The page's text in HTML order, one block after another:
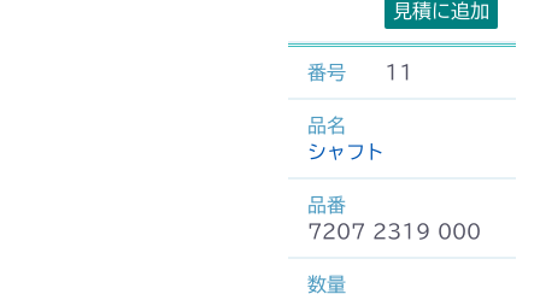
見積に追加
11
シャフト
7207 2319 000